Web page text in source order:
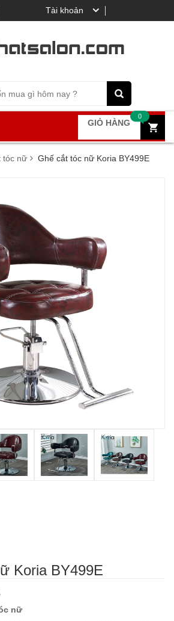
Tài khoản
GIỎ HÀNG
0
tóc nữ Ghế cắt tóc nữ Koria BY499E
Koria BY499E
nữ